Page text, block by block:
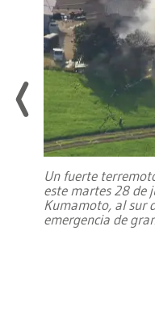
Un fuerte
este martes 28 de
Kumamoto, al sur
emergencia de